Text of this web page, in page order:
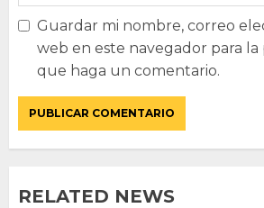
Guardar mi nombre, correo
web en este navegador para la
que haga un comentario.
RELATED NEWS